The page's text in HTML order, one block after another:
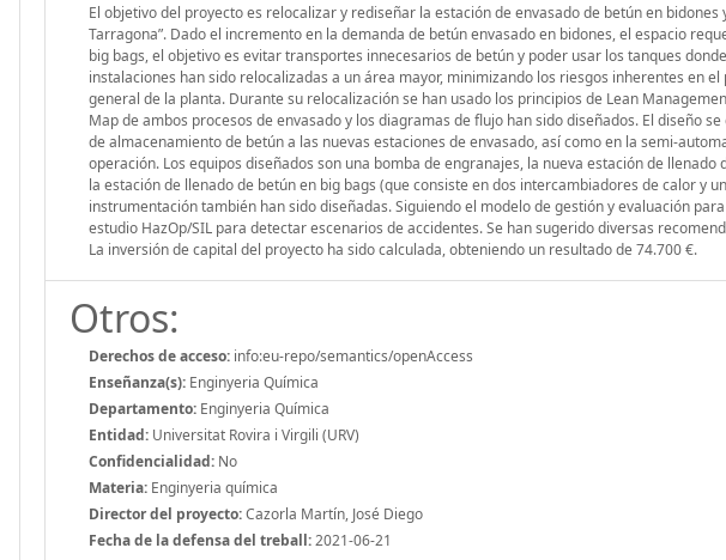
El objetivo del proyecto es relocalizar y rediseñar la estación de envasado de betún en
Tarragona”. Dado el incremento en la demanda de betún envasado en bidones, el espacio
big bags, el objetivo es evitar transportes innecesarios de betún y poder usar los tanques
instalaciones han sido relocalizadas a un área mayor, minimizando los riesgos inherentes en
general de la planta. Durante su relocalización se han usado los principios de Lean
Map de ambos procesos de envasado y los diagramas de flujo han sido diseñados. El diseño
de almacenamiento de betún a las nuevas estaciones de envasado, así como en la semi-
operación. Los equipos diseñados son una bomba de engranajes, la nueva estación de
la estación de llenado de betún en big bags (que consiste en dos intercambiadores de calor y
instrumentación también han sido diseñadas. Siguiendo el modelo de gestión y evaluación
estudio HazOp/SIL para detectar escenarios de accidentes. Se han sugerido diversas
La inversión de capital del proyecto ha sido calculada, obteniendo un resultado de 74.700 €.
Otros:
Derechos de acceso: info:eu-repo/semantics/openAccess
Enseñanza(s): Enginyeria Química
Departamento: Enginyeria Química
Entidad: Universitat Rovira i Virgili (URV)
Confidencialidad: No
Materia: Enginyeria química
Director del proyecto:Cazorla Martín, José Diego
Fecha de la defensa del treball:2021-06-21